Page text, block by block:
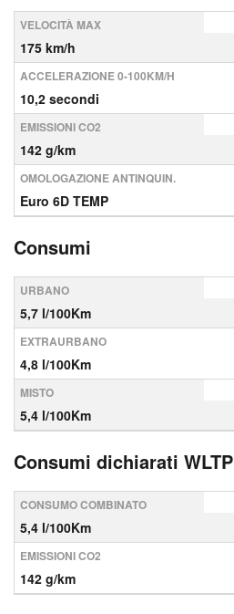
VELOCITÀ MAX
175 km/h
ACCELERAZIONE 0-100KM/H
10,2 secondi
EMISSIONI CO2
142 g/km
OMOLOGAZIONE ANTINQUIN.
Euro 6D TEMP
Consumi
URBANO
5,7 l/100Km
EXTRAURBANO
4,8 l/100Km
MISTO
5,4 l/100Km
Consumi dichiarati WLTP
CONSUMO COMBINATO
5,4 l/100Km
EMISSIONI CO2
142 g/km